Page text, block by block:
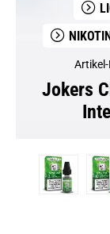
Artikel-
Jokers